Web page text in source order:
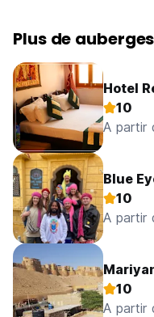
Plus de
Hotel
10
A partir
Blue
10
A partir
10
A partir